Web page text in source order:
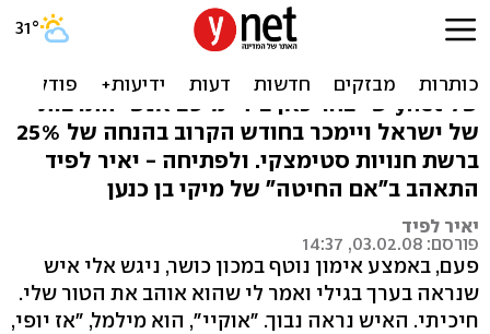
מחמאה ישראלית לגמרי
לא רק אצל אופרה ווינפרי: קבלו את ספר החודש
של ynet שייבחר כאן בידי מיטב אנשי התרבות
של ישראל ויימכר בחודש הקרוב בהנחה של 25%
ברשת חנויות סטימצקי. ולפתיחה - יאיר לפיד
התאהב ב"אם החיטה" של מיקי בן כנען
יאיר לפיד
פורסם: 03.02.08, 14:37
פעם, באמצע אימון נוטף במכון כושר, ניגש אלי איש
שנראה בערך בגילי ואמר לי שהוא אוהב את הטור שלי.
חיכיתי. האיש נראה נבוך. "אוקיי", הוא מילמל, "אז יופי,